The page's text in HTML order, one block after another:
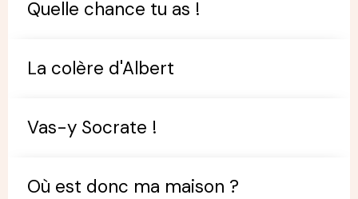
Quelle chance tu as !
La colère d'Albert
Vas-y Socrate !
Où est donc ma maison ?